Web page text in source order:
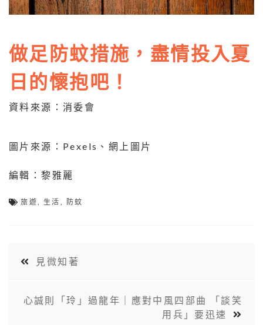
做足防蚊措施，盡情投入夏
日的懷抱吧！
資料來源：消委會
圖片來源：Pexels、網上圖片
編輯：黎雅麗
旅遊, 生活 , 防蚊
見微知著
心誠則「玲」過龍年｜應對中風四部曲 「談笑
⽤兵」要迅速